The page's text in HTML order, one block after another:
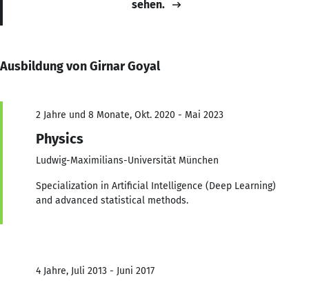
sehen.
Ausbildung von Girnar Goyal
2 Jahre und 8 Monate, Okt. 2020 - Mai 2023
Physics
Ludwig-Maximilians-Universität München
Specialization in Artificial Intelligence (Deep Learning)
and advanced statistical methods.
4 Jahre, Juli 2013 - Juni 2017